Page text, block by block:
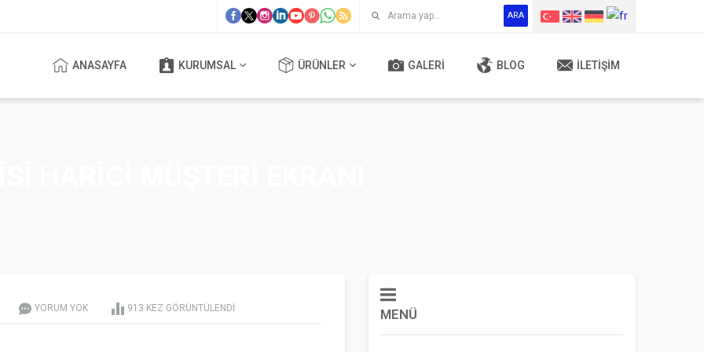
ARA
ANASAYFA KURUMSAL ÜRÜNLER GALERI BLOG İLETIŞIM
YORUM YOK 913 KEZ GÖRÜNTÜLENDI MENÜ